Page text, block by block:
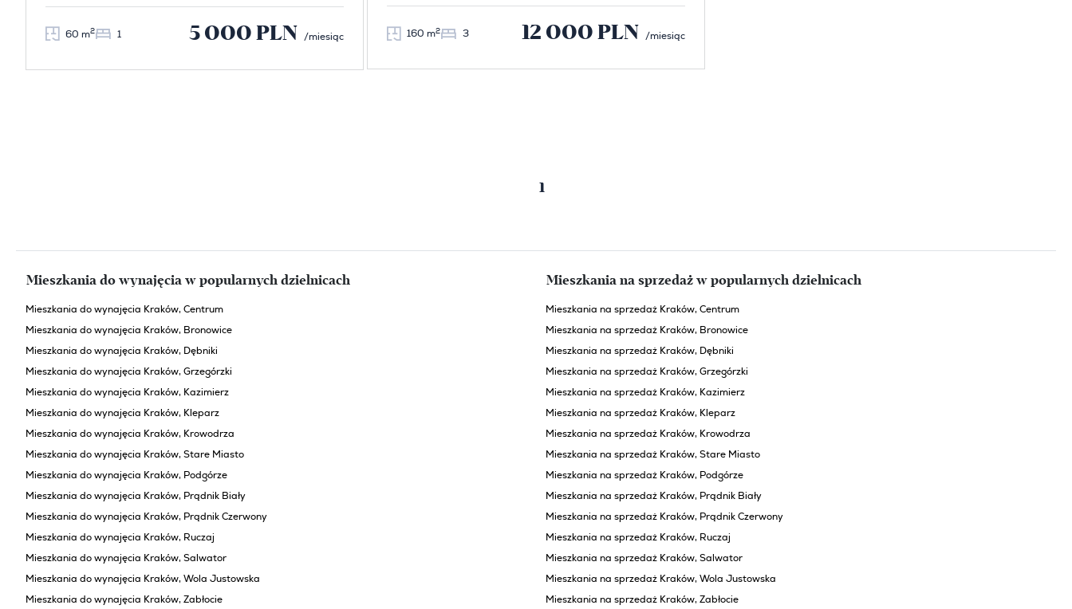
60 m2 1 5 000 PLN /miesiąc 160 m2 3 12 000 PLN /miesiąc
1
Mieszkania do wynajęcia w popularnych dzielnicach
Mieszkania do wynajęcia Kraków, Centrum
Mieszkania do wynajęcia Kraków, Bronowice
Mieszkania do wynajęcia Kraków, Dębniki
Mieszkania do wynajęcia Kraków, Grzegórzki
Mieszkania do wynajęcia Kraków, Kazimierz
Mieszkania do wynajęcia Kraków, Kleparz
Mieszkania do wynajęcia Kraków, Krowodrza
Mieszkania do wynajęcia Kraków, Stare Miasto
Mieszkania do wynajęcia Kraków, Podgórze
Mieszkania do wynajęcia Kraków, Prądnik Biały
Mieszkania do wynajęcia Kraków, Prądnik Czerwony
Mieszkania do wynajęcia Kraków, Ruczaj
Mieszkania do wynajęcia Kraków, Salwator
Mieszkania do wynajęcia Kraków, Wola Justowska
Mieszkania do wynajęcia Kraków, Zabłocie
Mieszkania na sprzedaż w popularnych dzielnicach
Mieszkania na sprzedaż Kraków, Centrum
Mieszkania na sprzedaż Kraków, Bronowice
Mieszkania na sprzedaż Kraków, Dębniki
Mieszkania na sprzedaż Kraków, Grzegórzki
Mieszkania na sprzedaż Kraków, Kazimierz
Mieszkania na sprzedaż Kraków, Kleparz
Mieszkania na sprzedaż Kraków, Krowodrza
Mieszkania na sprzedaż Kraków, Stare Miasto
Mieszkania na sprzedaż Kraków, Podgórze
Mieszkania na sprzedaż Kraków, Prądnik Biały
Mieszkania na sprzedaż Kraków, Prądnik Czerwony
Mieszkania na sprzedaż Kraków, Ruczaj
Mieszkania na sprzedaż Kraków, Salwator
Mieszkania na sprzedaż Kraków, Wola Justowska
Mieszkania na sprzedaż Kraków, Zabłocie